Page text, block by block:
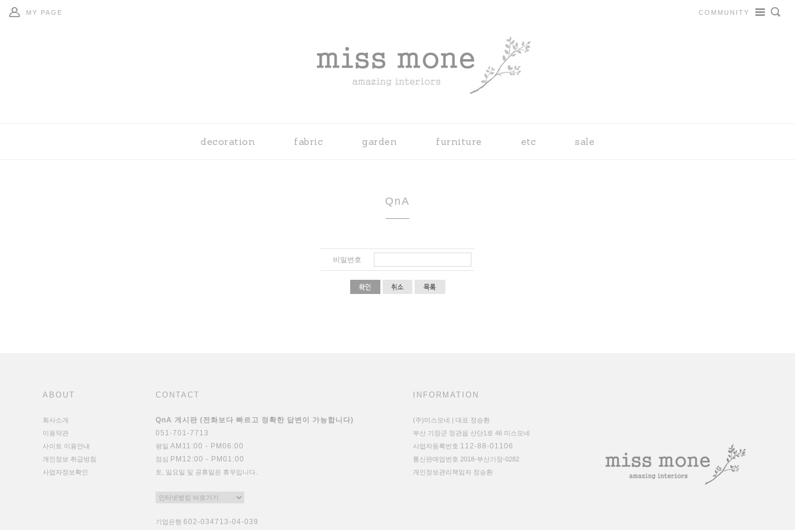
MY PAGE COMMUNITY
decoration fabric garden furniture etc sale
QnA
비밀번호
ABOUT
회사소개
이용약관
사이트 이용안내
개인정보 취급방침
사업자정보확인
CONTACT
QnA 게시판 (전화보다 빠르고 정확한 답변이 가능합니다)
051-701-7713
평일 AM11:00 - PM06:00
점심 PM12:00 - PM01:00
토, 일요일 및 공휴일은 휴무입니다.
기업은행 602-034713-04-039
INFORMATION
(주)미스모네 | 대표 정승환
부산 기장군 정관읍 산단1로 46 미스모네
사업자등록번호 112-88-01106
통신판매업번호 2018-부산기장-0282
개인정보관리책임자 정승환